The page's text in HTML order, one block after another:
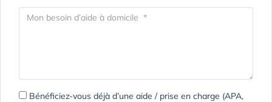
Bénéficiez-vous déjà d’une aide / prise en charge (APA,